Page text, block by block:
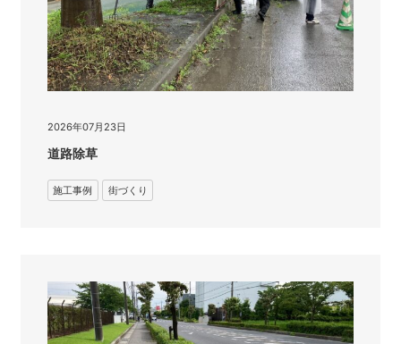
2026年07月23日
道路除草
施工事例 街づくり